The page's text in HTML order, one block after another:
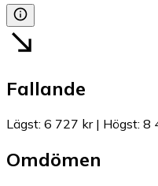
Fallande
Lägst: 6 727 kr| Högst: 8
Omdömen